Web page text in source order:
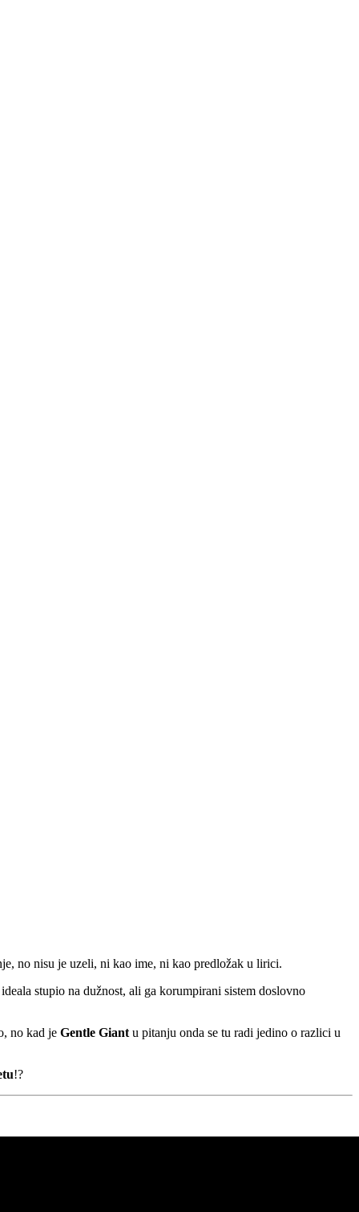
no nisu je uzeli, ni kao ime, ni kao predložak u lirici.
stupio na dužnost, ali ga korumpirani sistem doslovno
no kad je Gentle Giant u pitanju onda se tu radi jedino o razlici u
!?